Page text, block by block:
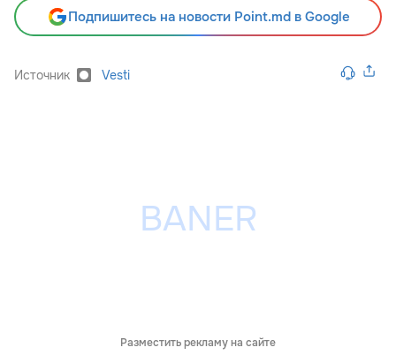
Подпишитесь на новости Point.md в Google
Источник Vesti
Разместить рекламу на сайте